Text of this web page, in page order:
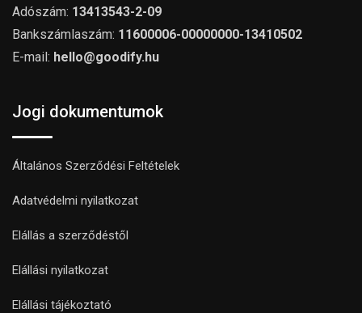
Adószám: 13413543-2-09
Bankszámlaszám: 11600006-00000000-13410502
E-mail: hello@goodify.hu
Jogi dokumentumok
Általános Szerződési Feltételek
Adatvédelmi nyilatkozat
Elállás a szerződéstől
Elállási nyilatkozat
Elállási tájékoztató